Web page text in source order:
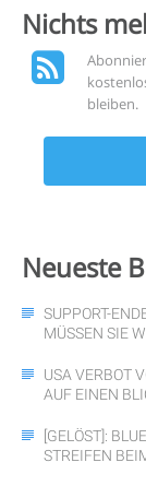
Nichts
bleiben.
Neueste
SUPPORT-
MÜSSEN SIE
USA VERBOT
AUF EINEN
[GELÖST]:
TREIFEN BEIM